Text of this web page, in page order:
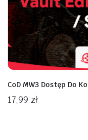
CoD MW3 Dostęp Do
17,99 zł